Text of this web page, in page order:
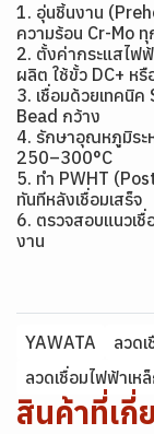
1. อุ่นชิ้นงาน
ความร้อน Cr-Mo
2. ตั้งค่ากระแสไฟ
ผลิต ใช้ขั้ว DC+ หรื
3. เชื่อมด้วยเทคนิ
Bead กว้าง
4. รักษาอุณหภูมิระ
250–300°C
5. ทำ PWHT
ทันทีหลังเชื่อมเสร็จ
6. ตรวจสอบแนวเชื่
งาน
YAWATA ลวดเ
ลวดเชื่อมไฟฟ้าเห
สินค้าที่เกี่